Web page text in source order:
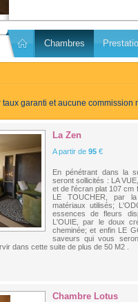
Poster
Chambres
taux garanti et aucune commission
La Zen
A partir de 95 €
En pénétrant dans la
seront sollicités : LA
et de l'écran plat 107 cm
LE TOUCHER, par
matériaux utilisés;
essences de fleurs
L'OUIE, par le doux
cheminée; et enfin LE
saveurs qui vous
dans cette suite de plus de 50 M2 .
Chambre Lotus